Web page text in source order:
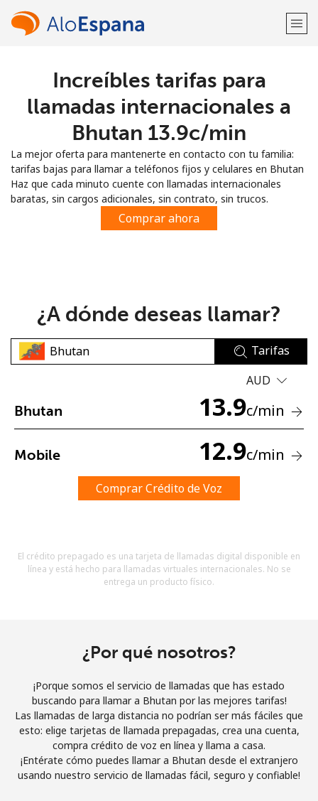
¡Bienvenido!
Regístrate con
No se ha creado una contraseña
Mínimo 8 caracteres
Un caracter especial
Al abrir una cuenta en este sitio web, estoy de acuerdo con
Términos y condiciones.
Únete
¡Hola!
Increíbles tarifas para
llamadas internacionales a
Bhutan ⁦13.9c⁩/min
La mejor oferta para mantenerte en contacto con tu familia:
tarifas bajas para llamar a teléfonos fijos y celulares en Bhutan
Haz que cada minuto cuente con llamadas internacionales
baratas, sin cargos adicionales, sin contrato, sin trucos.
Comprar ahora
¿A dónde deseas llamar?
Tarifas
AUD
Bhutan 13.9c/min
Mobile 12.9c/min
Comprar Crédito de Voz
El crédito prepagado es una tarjeta de llamadas digital disponible en
línea y está hecho para llamadas virtuales internacionales. No se
entrega un producto físico.
¿Por qué nosotros?
¡Porque somos el servicio de llamadas que has estado
buscando para llamar a Bhutan por las mejores tarifas!
Las llamadas de larga distancia no podrían ser más fáciles que
esto: elige tarjetas de llamada prepagadas, crea una cuenta,
compra crédito de voz en línea y llama a casa.
¡Entérate cómo puedes llamar a Bhutan desde el extranjero
usando nuestro servicio de llamadas fácil, seguro y confiable!